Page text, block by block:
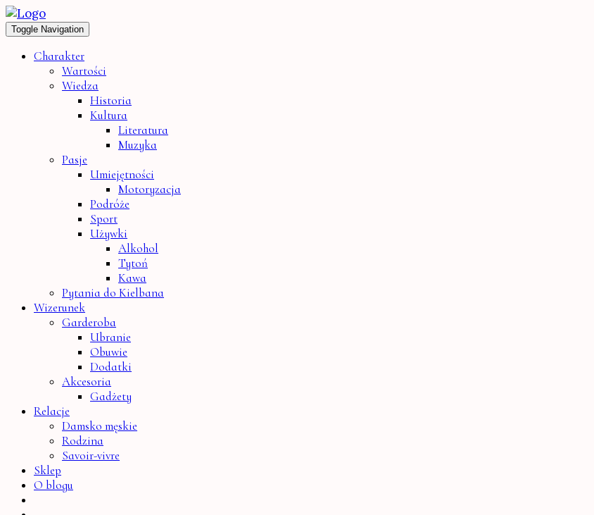
Toggle Navigation
Charakter
Wartości
Wiedza
Historia
Kultura
Literatura
Muzyka
Pasje
Umiejętności
Motoryzacja
Podróże
Sport
Używki
Alkohol
Tytoń
Kawa
Pytania do Kielbana
Wizerunek
Garderoba
Ubranie
Obuwie
Dodatki
Akcesoria
Gadżety
Relacje
Damsko męskie
Rodzina
Savoir-vivre
Sklep
O blogu